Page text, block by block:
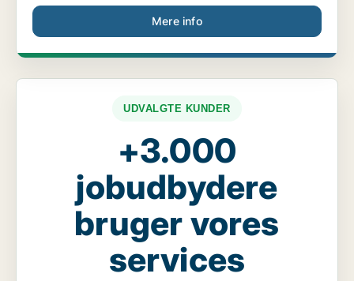
Mere info
UDVALGTE KUNDER
+3.000
jobudbydere
bruger vores
services